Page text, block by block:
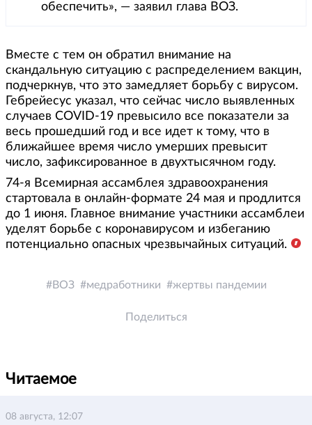
обеспечить», — заявил глава ВОЗ.
Вместе с тем он обратил внимание на
скандальную ситуацию с распределением вакцин,
подчеркнув, что это замедляет борьбу с вирусом.
Гебрейесус указал, что сейчас число выявленных
случаев COVID-19 превысило все показатели за
весь прошедший год и все идет к тому, что в
ближайшее время число умерших превысит
число, зафиксированное в двухтысячном году.
74-я Всемирная ассамблея здравоохранения
стартовала в онлайн-формате 24 мая и продлится
до 1 июня. Главное внимание участники ассамблеи
уделят борьбе с коронавирусом и избеганию
потенциально опасных чрезвычайных ситуаций.
ВОЗ медработники жертвы пандемии
Поделиться
Читаемое
08 августа, 12:07